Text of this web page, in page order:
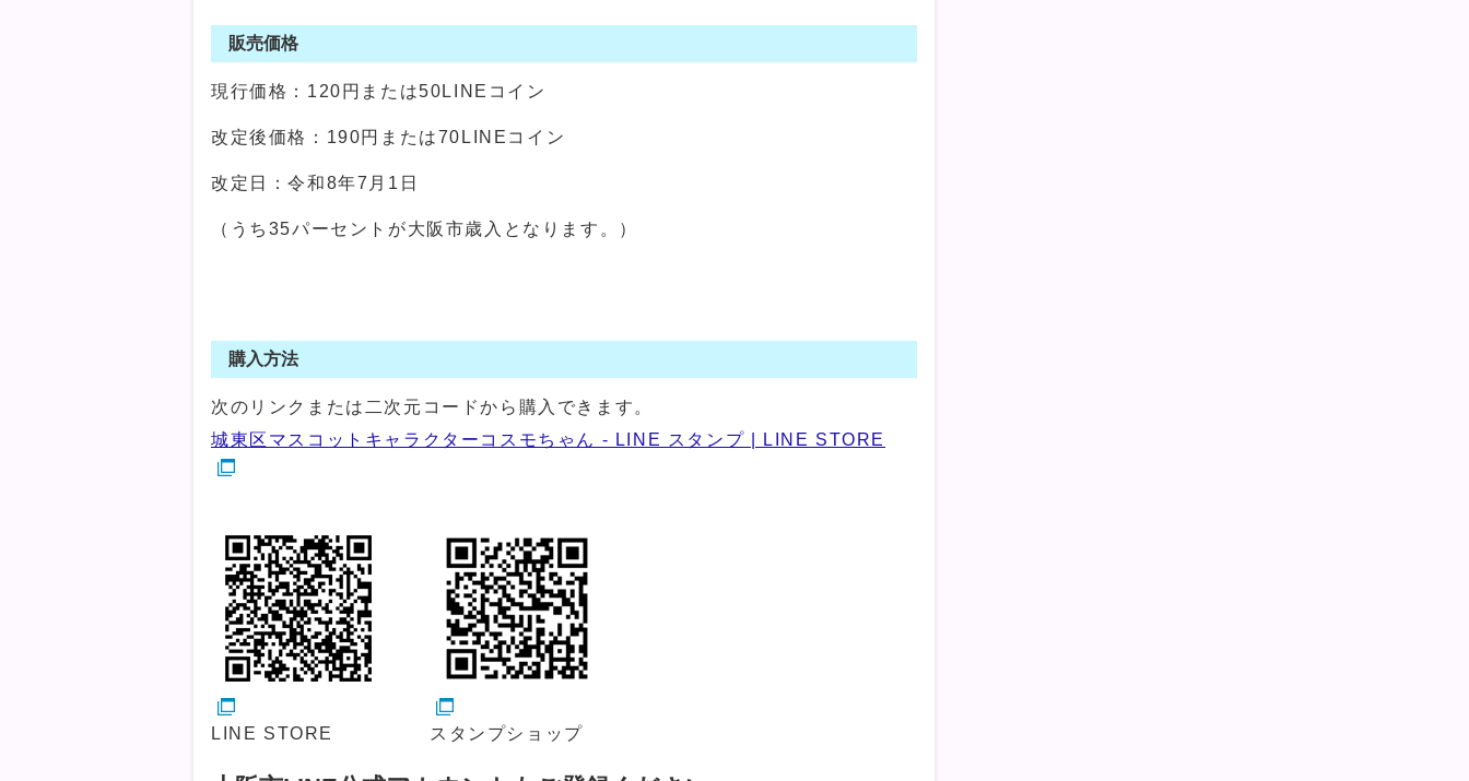
販売価格
現行価格：120円または50LINEコイン
改定後価格：190円または70LINEコイン
改定日：令和8年7月1日
（うち35パーセントが大阪市歳入となります。）
購入方法
次のリンクまたは二次元コードから購入できます。
城東区マスコットキャラクターコスモちゃん - LINE スタンプ | LINE STORE
LINE STORE スタンプショップ